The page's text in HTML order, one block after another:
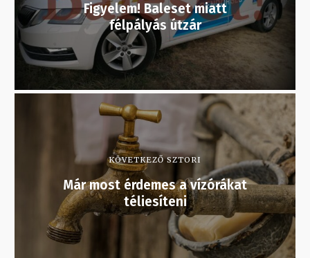
Figyelem! Baleset miatt
félpályás útzár
KÖVETKEZŐ SZTORI
Már most érdemes a vízórákat
téliesíteni